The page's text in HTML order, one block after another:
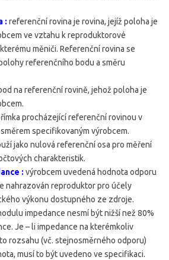
: referenční rovina je rovina, jejíž poloha je
ve vztahu k reproduktorové
měniči. Referenční rovina se
referenčního bodu a směru
na referenční rovině, jehož poloha je
procházející referenční rovinou v
specifikovaným výrobcem.
jako nulová referenční osa pro měření
charakteristik.
: výrobcem uvedená hodnota odporu
nahrazován reproduktor pro účely
výkonu dostupného ze zdroje.
impedance nesmí být nižší než 80%
Je – li impedance na kterémkoliv
rozsahu (vč. stejnosměrného odporu)
musí to být uvedeno ve specifikaci.